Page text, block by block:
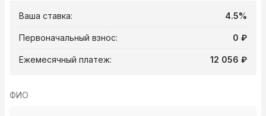
Ваша ставка: 4.5%
Первоначальный взнос: 0 ₽
Ежемесячный платеж: 12 056 ₽
ФИО